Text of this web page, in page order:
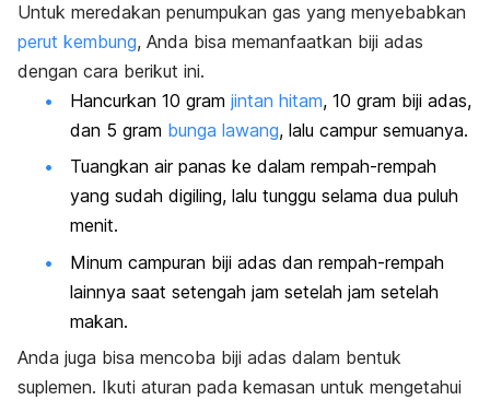
Untuk meredakan penumpukan gas yang menyebabkan
perut kembung, Anda bisa memanfaatkan biji adas
dengan cara berikut ini.
Hancurkan 10 gram jintan hitam, 10 gram biji adas,
dan 5 gram bunga lawang, lalu campur semuanya.
Tuangkan air panas ke dalam rempah-rempah
yang sudah digiling, lalu tunggu selama dua puluh
menit.
Minum campuran biji adas dan rempah-rempah
lainnya saat setengah jam setelah jam setelah
makan.
Anda juga bisa mencoba biji adas dalam bentuk
suplemen. Ikuti aturan pada kemasan untuk mengetahui